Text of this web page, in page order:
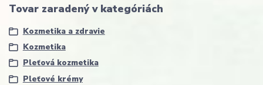
Tovar zaradený v kategóriách
Kozmetika a zdravie
Kozmetika
Pleťová kozmetika
Pleťové krémy